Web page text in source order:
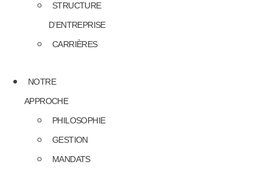
STRUCTURE
D’ENTREPRISE
CARRIÈRES
NOTRE
APPROCHE
PHILOSOPHIE
GESTION
MANDATS